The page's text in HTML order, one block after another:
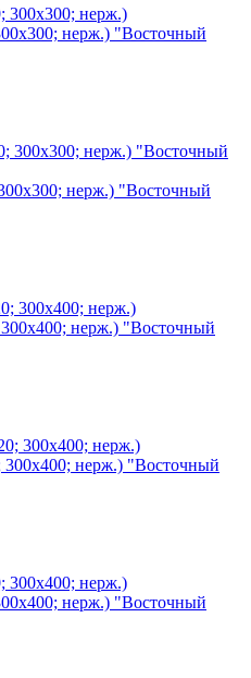
нерж.) "Восточный
нерж.) "Восточный
нерж.) "Восточный
нерж.) "Восточный
нерж.) "Восточный